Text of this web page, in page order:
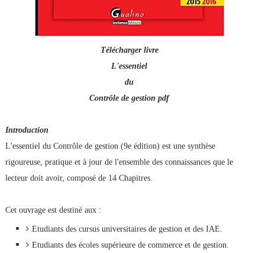
Télécharger livre
L'essentiel
du
Contrôle de gestion pdf
Introduction
L'essentiel du Contrôle de gestion (9e édition) est une synthèse
rigoureuse, pratique et à jour de l'ensemble des connaissances que le
lecteur doit avoir, composé de 14 Chapitres.
Cet ouvrage est destiné aux :
Etudiants des cursus universitaires de gestion et des IAE.
Etudiants des écoles supérieure de commerce et de gestion.